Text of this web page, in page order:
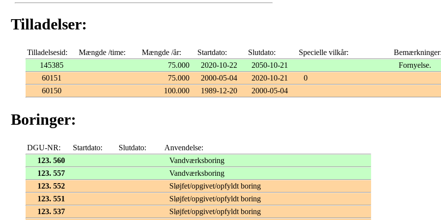
Tilladelser:
Tilladelsesid: Mængde /time: Mængde /år: Startdato: Slutdato: Specielle vilkår:
145385
75.000 2020-10-22 2050-10-21
Fornyelse.
60151
75.000 2000-05-04 2020-10-21
0
60150
100.000 1989-12-20 2000-05-04
Boringer:
DGU-NR: Startdato: Slutdato:
Anvendelse:
123. 560
Vandværksboring
123. 557
Vandværksboring
123. 552
Sløjfet/opgivet/opfyldt boring
123. 551
Sløjfet/opgivet/opfyldt boring
123. 537
Sløjfet/opgivet/opfyldt boring